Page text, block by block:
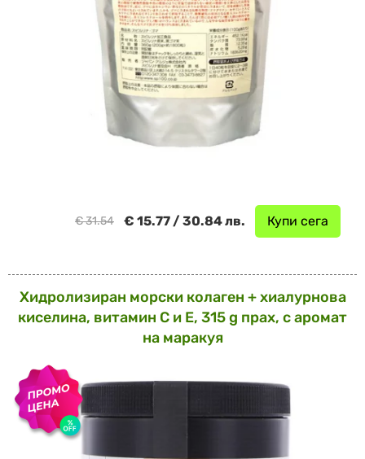
Купи сега
€ 15.77 / 30.84 лв.
€ 31.54
Хидролизиран морски колаген + хиалурнова
киселина, витамин С и Е, 315 g прах, с аромат
на маракуя